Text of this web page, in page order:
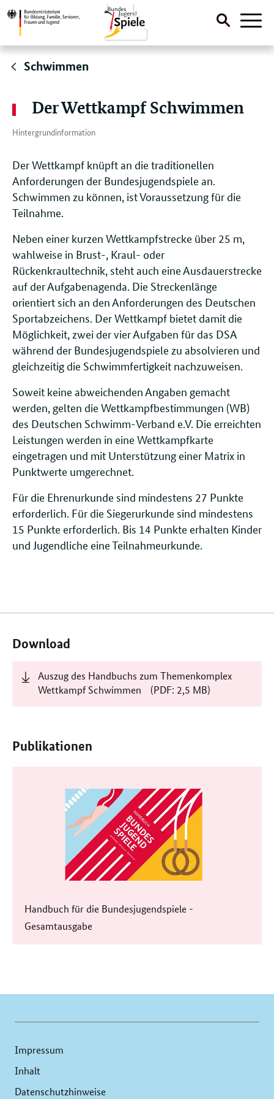
Direktlink:
Suche
Schwimmen
Der Wettkampf Schwimmen
Hintergrundinformation
Der Wettkampf knüpft an die traditionellen
Anforderungen der Bundesjugendspiele an.
Schwimmen zu können, ist Voraussetzung für die
Teilnahme.
Neben einer kurzen Wettkampfstrecke über 25 m,
wahlweise in Brust-, Kraul- oder
Rückenkraultechnik, steht auch eine Ausdauerstrecke
auf der Aufgabenagenda. Die Streckenlänge
orientiert sich an den Anforderungen des Deutschen
Sportabzeichens. Der Wettkampf bietet damit die
Möglichkeit, zwei der vier Aufgaben für das DSA
während der Bundesjugendspiele zu absolvieren und
gleichzeitig die Schwimmfertigkeit nachzuweisen.
Soweit keine abweichenden Angaben gemacht
werden, gelten die Wettkampfbestimmungen (WB)
des Deutschen Schwimm-Verband e.V. Die erreichten
Leistungen werden in eine Wettkampfkarte
eingetragen und mit Unterstützung einer Matrix in
Punktwerte umgerechnet.
Für die Ehrenurkunde sind mindestens 27 Punkte
erforderlich. Für die Siegerurkunde sind mindestens
15 Punkte erforderlich. Bis 14 Punkte erhalten Kinder
und Jugendliche eine Teilnahmeurkunde.
Download
Auszug des Handbuchs zum Themenkomplex
Wettkampf Schwimmen
(PDF: 2,5 MB)
Publikationen
Handbuch für die Bundesjugendspiele -
Gesamtausgabe
Impressum
Inhalt
Datenschutzhinweise